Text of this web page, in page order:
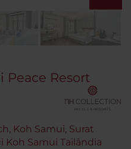
Peace Resort
Koh Samui, Surat
Koh Samui Tailândia